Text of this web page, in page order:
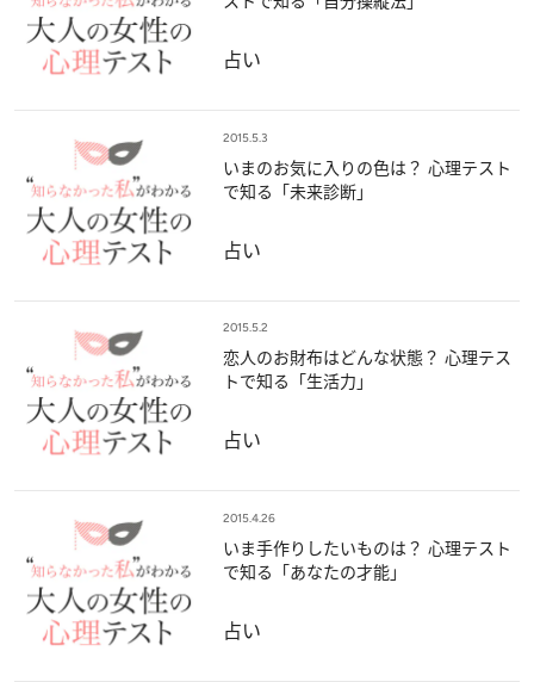
占い
2015.5.3
いまのお気に入りの色は？ 心理テスト
で知る「未来診断」
占い
2015.5.2
恋人のお財布はどんな状態？ 心理テス
トで知る「生活力」
占い
2015.4.26
いま手作りしたいものは？ 心理テスト
で知る「あなたの才能」
占い